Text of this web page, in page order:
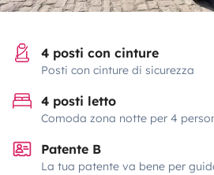
4 posti con cinture
Posti con cinture di sicurezza
4 posti letto
Comoda zona notte per 4
Patente B
La tua patente va bene per